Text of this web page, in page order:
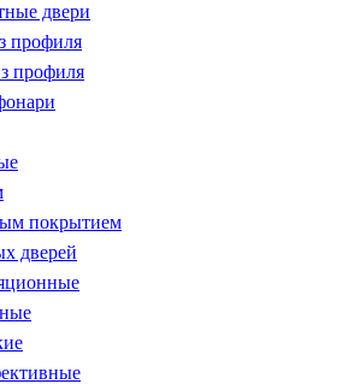
двери
профиля
профиля
покрытием
дверей